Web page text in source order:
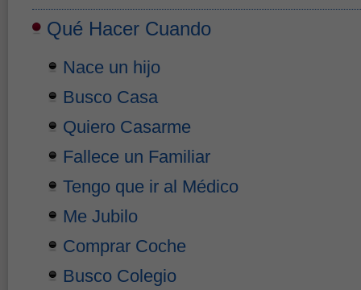
Qué Hacer Cuando
Nace un hijo
Busco Casa
Quiero Casarme
Fallece un Familiar
Tengo que ir al Médico
Me Jubilo
Comprar Coche
Busco Colegio